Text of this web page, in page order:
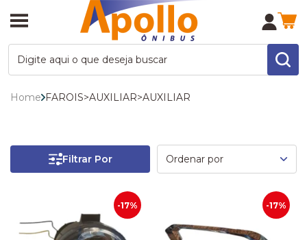
Home FAROIS>AUXILIAR>AUXILIAR
Filtrar Por
-17% -17%